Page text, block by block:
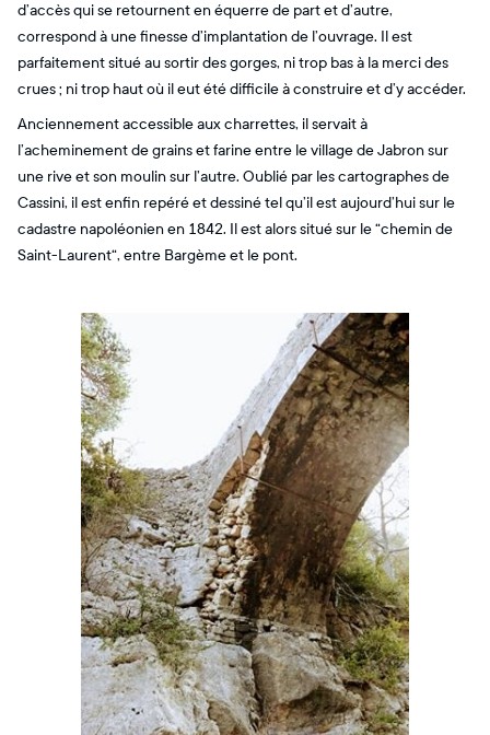
d’accès qui se retournent en équerre de part et d’autre,
correspond à une finesse d’implantation de l’ouvrage. Il est
parfaitement situé au sortir des gorges, ni trop bas à la merci des
crues ; ni trop haut où il eut été difficile à construire et d’y accéder.
Anciennement accessible aux charrettes, il servait à
l’acheminement de grains et farine entre le village de Jabron sur
une rive et son moulin sur l’autre. Oublié par les cartographes de
Cassini, il est enfin repéré et dessiné tel qu’il est aujourd’hui sur le
cadastre napoléonien en 1842. Il est alors situé sur le “chemin de
Saint-Laurent“, entre Bargème et le pont.